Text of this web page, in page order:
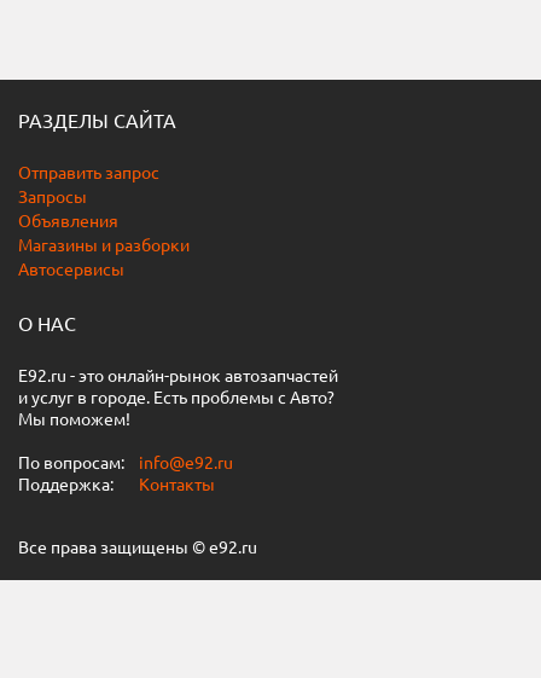
РАЗДЕЛЫ САЙТА
Отправить запрос
Запросы
Объявления
Магазины и разборки
Автосервисы
О НАС
E92.ru - это онлайн-рынок автозапчастей
и услуг в городе. Есть проблемы с Авто?
Мы поможем!
По вопросам: info@e92.ru
Поддержка: Контакты
Все права защищены © e92.ru